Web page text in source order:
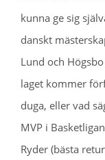
kunna ge sig
danskt
Lund och
laget kommer
duga, eller vad
MVP i
Ryder (bästa